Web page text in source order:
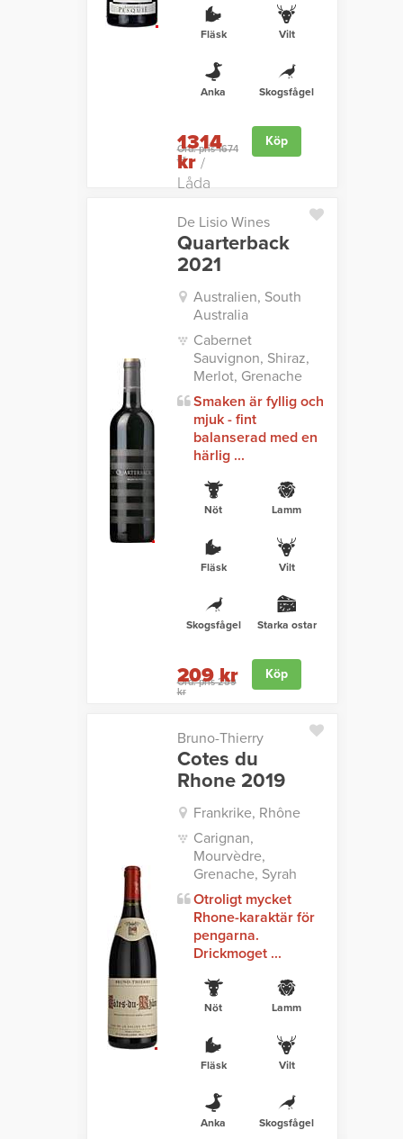
Fläsk Vilt
Anka Skogsfågel
Ord. pris 1674
kr
1314
kr/
Låda
Köp
De Lisio Wines
Quarterback
2021
Australien, South
Australia
Cabernet
Sauvignon, Shiraz,
Merlot, Grenache
Smaken är fyllig och
mjuk - fint
balanserad med en
härlig ...
Nöt Lamm
Fläsk Vilt
Skogsfågel Starka ostar
Ord. pris 259
kr
209 kr Köp
Bruno-Thierry
Cotes du
Rhone 2019
Frankrike, Rhône
Carignan,
Mourvèdre,
Grenache, Syrah
Otroligt mycket
Rhone-karaktär för
pengarna.
Drickmoget ...
Nöt Lamm
Fläsk Vilt
Anka Skogsfågel